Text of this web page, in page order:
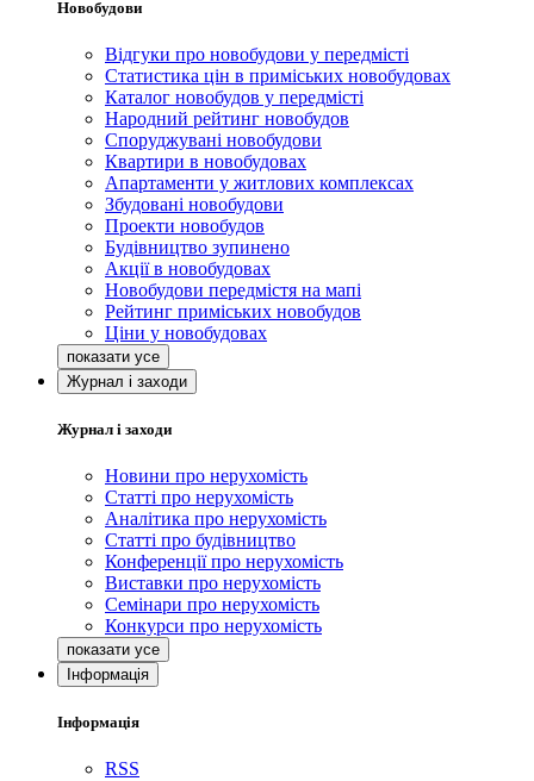
Новобудови
Відгуки про новобудови у передмісті
Статистика цін в приміських новобудовах
Каталог новобудов у передмісті
Народний рейтинг новобудов
Споруджувані новобудови
Квартири в новобудовах
Апартаменти у житлових комплексах
Збудовані новобудови
Проекти новобудов
Будівництво зупинено
Акції в новобудовах
Новобудови передмістя на мапі
Рейтинг приміських новобудов
Ціни у новобудовах
Журнал і заходи
Журнал і заходи
Новини про нерухомість
Статті про нерухомість
Аналітика про нерухомість
Статті про будівництво
Конференції про нерухомість
Виставки про нерухомість
Семінари про нерухомість
Конкурси про нерухомість
Інформація
Інформація
RSS